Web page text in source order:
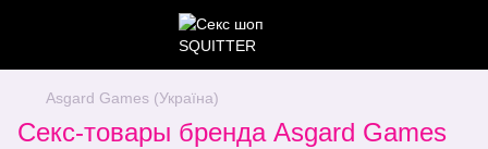
Asgard Games (Україна)
Секс-товары бренда Asgard Games